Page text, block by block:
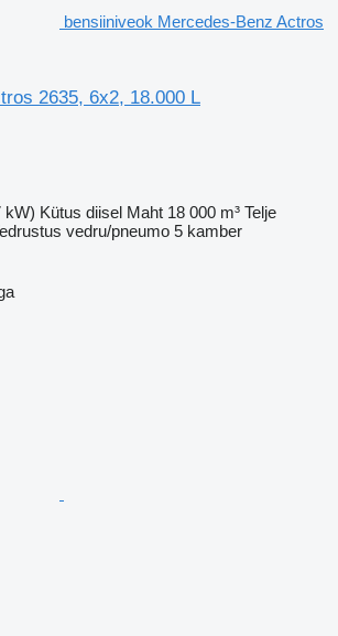
bensiiniveok Mercedes-Benz Actros
2635, 6x2, 18.000 L
kW) Kütus diisel Maht 18 000 m³ Telje
vedru/pneumo 5 kamber